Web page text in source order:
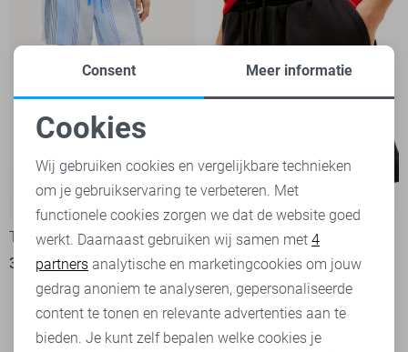
-50%
Tommy Jeans Korte broek
37,45 74,90
Tommy Jeans Korte broek
29,95 59,90
Noodzakelijke cookies
Personalisatie cookies
Analytische cookies
Marketing cookies
Consent Meer informatie
Cookies
Wij gebruiken cookies en vergelijkbare technieken
om je gebruikservaring te verbeteren. Met
functionele cookies zorgen we dat de website goed
werkt. Daarnaast gebruiken wij samen met 4
partners analytische en marketingcookies om jouw
gedrag anoniem te analyseren, gepersonaliseerde
content te tonen en relevante advertenties aan te
bieden. Je kunt zelf bepalen welke cookies je